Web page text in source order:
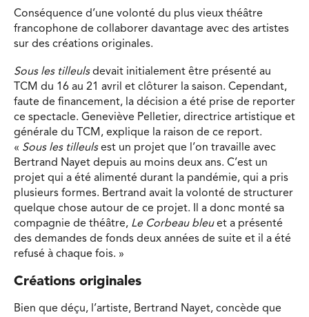
Conséquence d’une volonté du plus vieux théâtre
francophone de collaborer davantage avec des artistes
sur des créations originales.
Sous les tilleulsdevait initialement être présenté au
TCM du 16 au 21 avril et clôturer la saison. Cependant,
faute de financement, la décision a été prise de reporter
ce spectacle. Geneviève Pelletier, directrice artistique et
générale du TCM, explique la raison de ce report.
« Sous les tilleulsest un projet que l’on travaille avec
Bertrand Nayet depuis au moins deux ans. C’est un
projet qui a été alimenté durant la pandémie, qui a pris
plusieurs formes. Bertrand avait la volonté de structurer
quelque chose autour de ce projet. Il a donc monté sa
compagnie de théâtre, Le Corbeau bleuet a présenté
des demandes de fonds deux années de suite et il a été
refusé à chaque fois. »
Créations originales
Bien que déçu, l’artiste, Bertrand Nayet, concède que